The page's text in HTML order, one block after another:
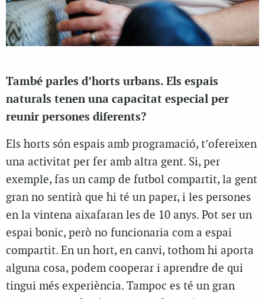
També parles d’horts urbans. Els espais
naturals tenen una capacitat especial per
reunir persones diferents?
Els horts són espais amb programació, t’ofereixen
una activitat per fer amb altra gent. Si, per
exemple, fas un camp de futbol compartit, la gent
gran no sentirà que hi té un paper, i les persones
en la vintena aixafaran les de 10 anys. Pot ser un
espai bonic, però no funcionaria com a espai
compartit. En un hort, en canvi, tothom hi aporta
alguna cosa, podem cooperar i aprendre de qui
tingui més experiència. Tampoc es té un gran